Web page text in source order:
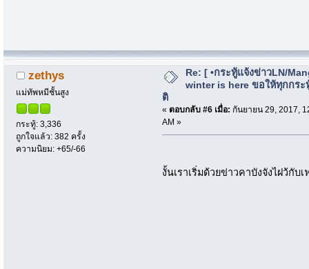
zethys
แม่ทัพหมีชั้นสูง
กระทู้: 3,336
ถูกใจแล้ว: 382 ครั้ง
ความนิยม: +65/-66
Re: [ •กระทู้แจ้งข่าวLN/
winter is here ขอให้ทุกกระ
ติ
« ตอบกลับ #6 เมื่อ: กันยายน 29, 2017,
AM »
งั้นเราเริ่มด้วยข่าวคาบังจังไฝว้กั